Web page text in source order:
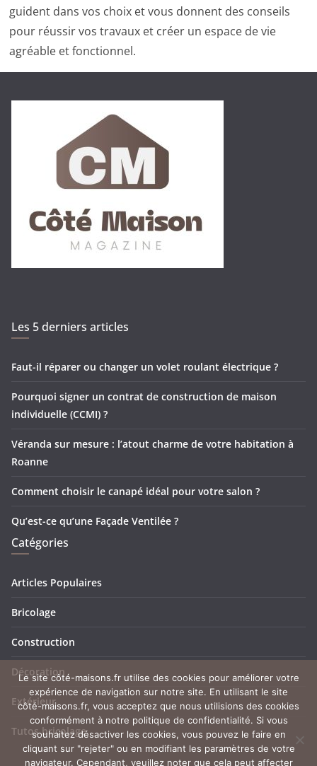
guident dans vos choix et vous donnent des conseils
pour réussir vos travaux et créer un espace de vie
agréable et fonctionnel.
Les 5 derniers articles
Faut-il réparer ou changer un volet roulant électrique ?
Pourquoi signer un contrat de construction de maison
individuelle (CCMI) ?
Véranda sur mesure : l’atout charme de votre habitation à
Roanne
Comment choisir le canapé idéal pour votre salon ?
Qu’est-ce qu’une Façade Ventilée ?
Catégories
Articles Populaires
Bricolage
Construction
Décoration
Extérieur
Tutos bricolage
Le site côté-maisons.fr utilise des cookies pour améliorer votre
expérience de navigation sur notre site. En utilisant le site
côté-maisons.fr, vous acceptez que nous utilisions des cookies
conformément à notre politique de confidentialité. Si vous
souhaitez désactiver les cookies, vous pouvez le faire en
cliquant sur "rejeter" ou en modifiant les paramètres de votre
navigateur. Cependant, veuillez noter que cela peut affecter